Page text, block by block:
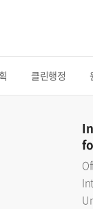
클린행정